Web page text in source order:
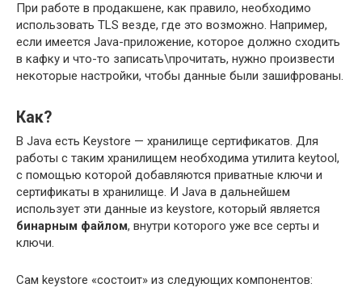
При работе в продакшене, как правило, необходимо
использовать TLS везде, где это возможно. Например,
если имеется Java-приложение, которое должно сходить
в кафку и что-то записать\прочитать, нужно произвести
некоторые настройки, чтобы данные были зашифрованы.
Как?
В Java есть Keystore — хранилище сертификатов. Для
работы с таким хранилищем необходима утилита keytool,
с помощью которой добавляются приватные ключи и
сертификаты в хранилище. И Java в дальнейшем
использует эти данные из keystore, который является
бинарным файлом, внутри которого уже все серты и
ключи.
Сам keystore «состоит» из следующих компонентов: